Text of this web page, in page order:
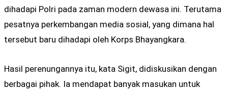
dihadapi Polri pada zaman modern dewasa ini. Terutama
pesatnya perkembangan media sosial, yang dimana hal
tersebut baru dihadapi oleh Korps Bhayangkara.
Hasil perenungannya itu, kata Sigit, didiskusikan dengan
berbagai pihak. Ia mendapat banyak masukan untuk